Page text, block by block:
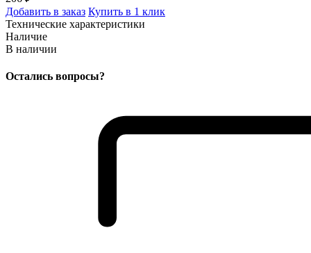
Добавить в заказ Купить в 1 клик
Технические характеристики
Наличие
В наличии
Остались вопросы?